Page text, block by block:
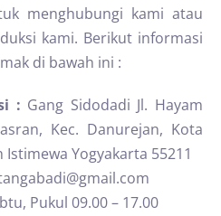
menghubungi kami atau
kami. Berikut informasi
di bawah ini :
: Gang Sidodadi Jl. Hayam
Kec. Danurejan, Kota
Yogyakarta 55211
Pukul 09.00 – 17.00